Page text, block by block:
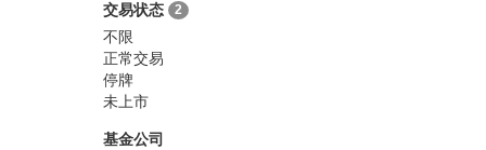
交易状态 2
不限
正常交易
停牌
未上市
基金公司